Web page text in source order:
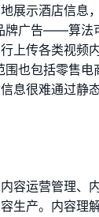
示酒店信息
牌广告——算法
传各类视频
也包括零售电
息很难通过静
容运营管理、
生产。内容理